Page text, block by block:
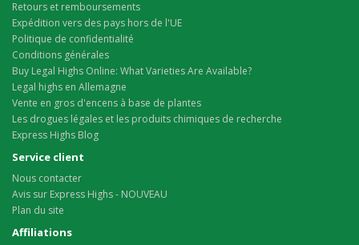
Retours et remboursements
Expédition vers des pays hors de l'UE
Politique de confidentialité
Conditions générales
Buy Legal Highs Online: What Varieties Are Available?
Legal highs en Allemagne
Vente en gros d'encens à base de plantes
Les drogues légales et les produits chimiques de recherche
Express Highs Blog
Service client
Nous contacter
Avis sur Express Highs - NOUVEAU
Plan du site
Affiliations